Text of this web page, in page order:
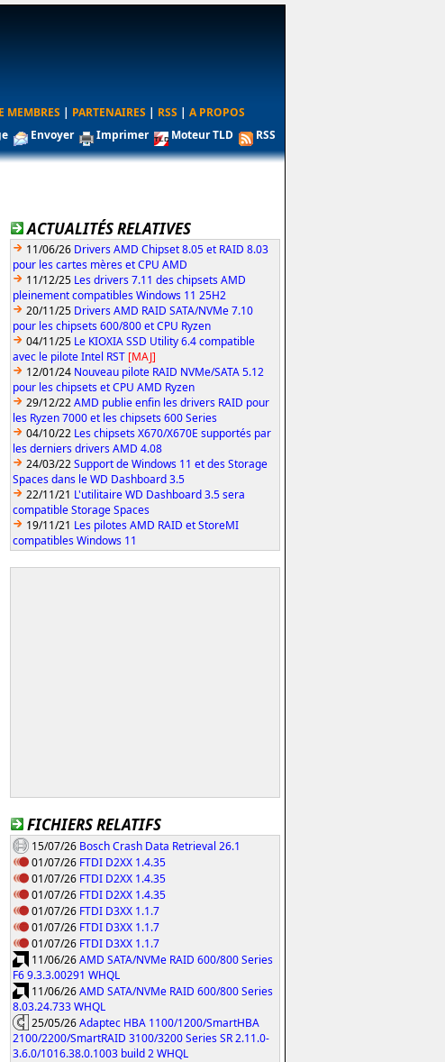
MEMBRES | PARTENAIRES | RSS | A PROPOS
Envoyer Imprimer Moteur TLD RSS
ACTUALITÉS RELATIVES
11/06/26 Drivers AMD Chipset 8.05 et RAID 8.03
pour les cartes mères et CPU AMD
11/12/25 Les drivers 7.11 des chipsets AMD
pleinement compatibles Windows 11 25H2
20/11/25 Drivers AMD RAID SATA/NVMe 7.10
pour les chipsets 600/800 et CPU Ryzen
04/11/25 Le KIOXIA SSD Utility 6.4 compatible
avec le pilote Intel RST [MAJ]
12/01/24 Nouveau pilote RAID NVMe/SATA 5.12
pour les chipsets et CPU AMD Ryzen
29/12/22AMD publie enfin les drivers RAID pour
les Ryzen 7000 et les chipsets 600 Series
04/10/22 Les chipsets X670/X670E supportés par
les derniers drivers AMD 4.08
24/03/22Support de Windows 11 et des Storage
Spaces dans le WD Dashboard 3.5
22/11/21 L'utilitaire WD Dashboard 3.5 sera
compatible Storage Spaces
19/11/21 Les pilotes AMD RAID et StoreMI
compatibles Windows 11
FICHIERS RELATIFS
15/07/26 Bosch Crash Data Retrieval 26.1
01/07/26 FTDI D2XX 1.4.35
01/07/26 FTDI D2XX 1.4.35
01/07/26 FTDI D2XX 1.4.35
01/07/26 FTDI D3XX 1.1.7
01/07/26 FTDI D3XX 1.1.7
01/07/26 FTDI D3XX 1.1.7
11/06/26AMD SATA/NVMe RAID 600/800 Series
F6 9.3.3.00291 WHQL
11/06/26AMD SATA/NVMe RAID 600/800 Series
8.03.24.733 WHQL
25/05/26Adaptec HBA 1100/1200/SmartHBA
2100/2200/SmartRAID 3100/3200 Series SR 2.11.0-
3.6.0/1016.38.0.1003 build 2 WHQL